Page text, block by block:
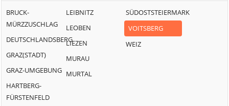
BRUCK-
MÜRZZUSCHLAG
DEUTSCHLANDSBERG
GRAZ(STADT)
GRAZ-UMGEBUNG
HARTBERG-
FÜRSTENFELD
LEIBNITZ
LEOBEN
LIEZEN
MURAU
MURTAL
SÜDOSTSTEIERMARK
VOITSBERG
WEIZ